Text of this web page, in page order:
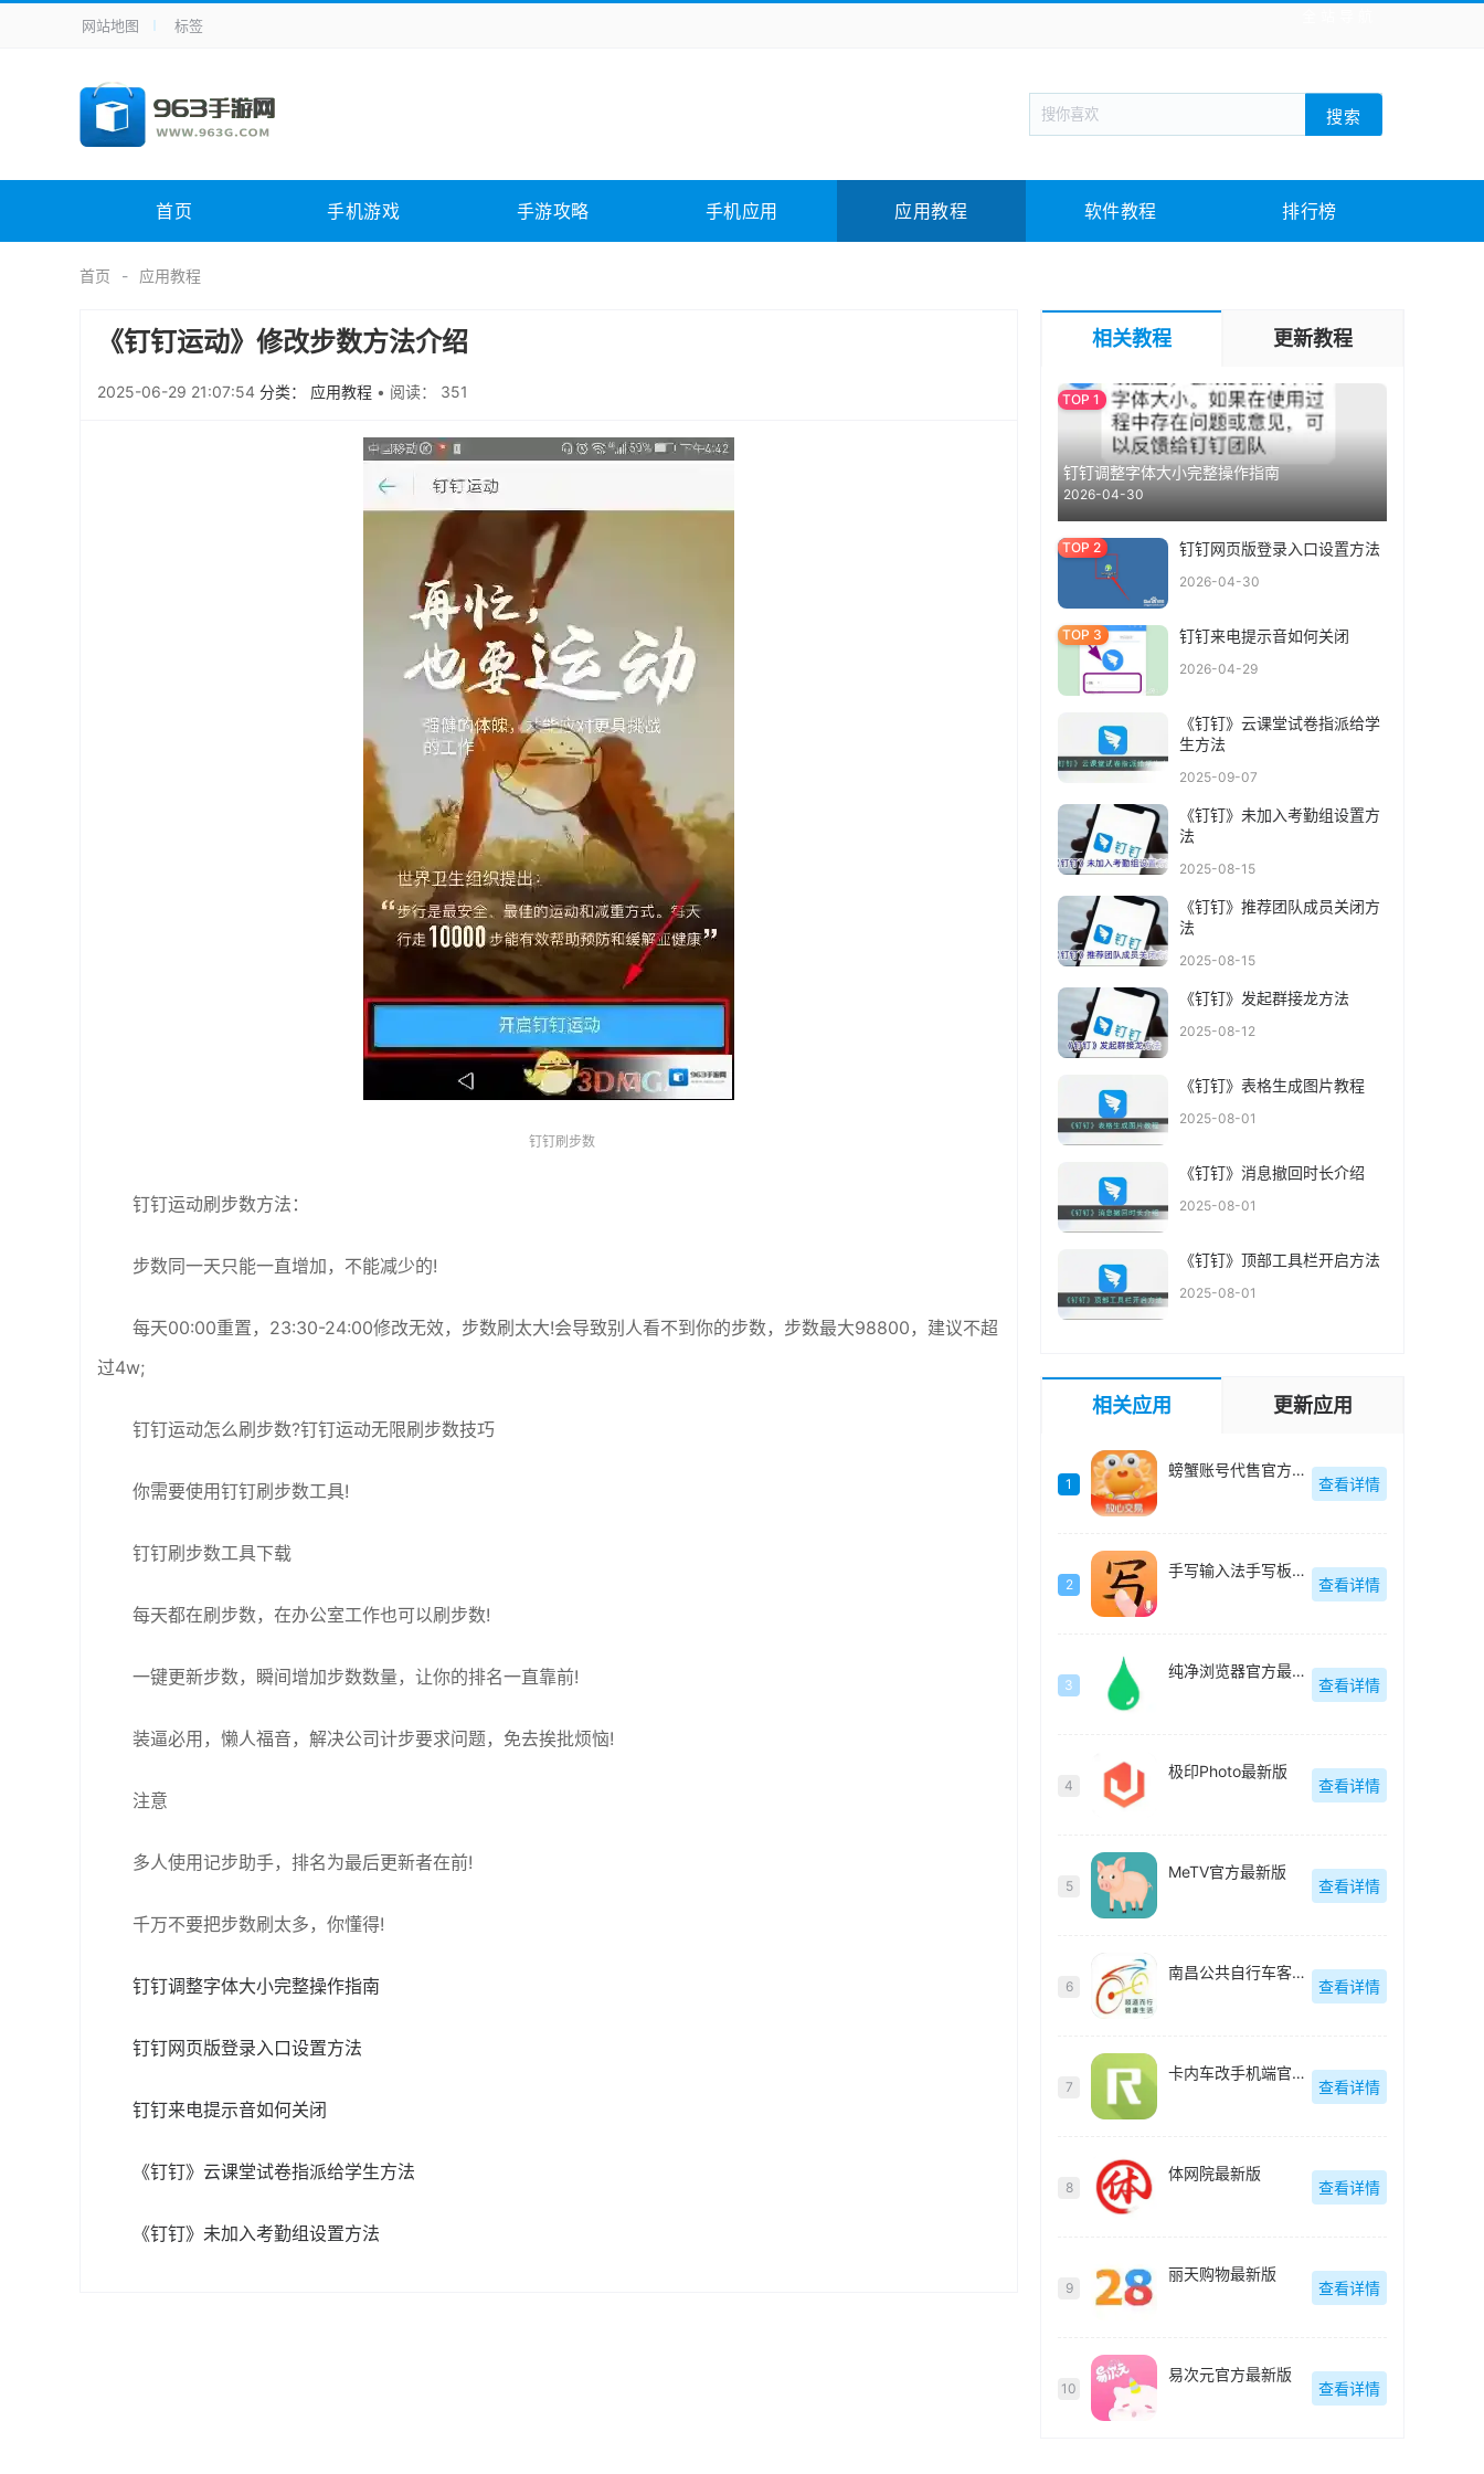
手机应用 新闻阅读 旅游出行 生活实用
手机游戏 体育竞技 战棋游戏 枪战射击 模拟经营
电脑软件 其它类别 图形软件 安全相关 应用软件 影音软件 插件下载 教育教学 游戏娱乐 系统软件 素材下载
未分类 综合其它
网站地图 标签
搜索
首页 手机游戏 手游攻略 手机应用 应用教程 软件教程 排行榜
首页 应用教程
《钉钉运动》修改步数方法介绍
2025-06-29 21:07:54 分类： 应用教程 • 阅读： 351
钉钉刷步数
钉钉运动刷步数方法：
步数同一天只能一直增加，不能减少的!
每天00:00重置，23:30-24:00修改无效，步数刷太大!会导致别人看不到你的步数，步数最大98800，建议不超
过4w;
钉钉运动怎么刷步数?钉钉运动无限刷步数技巧
你需要使用钉钉刷步数工具!
钉钉刷步数工具下载
每天都在刷步数，在办公室工作也可以刷步数!
一键更新步数，瞬间增加步数数量，让你的排名一直靠前!
装逼必用，懒人福音，解决公司计步要求问题，免去挨批烦恼!
注意
多人使用记步助手，排名为最后更新者在前!
千万不要把步数刷太多，你懂得!
钉钉调整字体大小完整操作指南
钉钉网页版登录入口设置方法
钉钉来电提示音如何关闭
《钉钉》云课堂试卷指派给学生方法
《钉钉》未加入考勤组设置方法
相关教程 更新教程
钉钉调整字体大小完整操作指南
2026-04-30
钉钉网页版登录入口设置方法
2026-04-30
钉钉来电提示音如何关闭
2026-04-29
《钉钉》云课堂试卷指派给学
生方法
2025-09-07
《钉钉》未加入考勤组设置方
法
2025-08-15
《钉钉》推荐团队成员关闭方
法
2025-08-15
《钉钉》发起群接龙方法
2025-08-12
《钉钉》表格生成图片教程
2025-08-01
《钉钉》消息撤回时长介绍
2025-08-01
《钉钉》顶部工具栏开启方法
2025-08-01
相关应用 更新应用
1
螃蟹账号代售官方最新版
查看详情
2
手写输入法手写板最新版
查看详情
3
纯净浏览器官方最新版
查看详情
4
极印Photo最新版
查看详情
5
MeTV官方最新版
查看详情
6
南昌公共自行车客户端(洪城乐骑行)最新版
查看详情
7
卡内车改手机端官方最新版
查看详情
8
体网院最新版
查看详情
9
丽天购物最新版
查看详情
10
易次元官方最新版
查看详情